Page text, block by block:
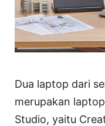
Dua laptop dari
merupakan
Studio, yaitu